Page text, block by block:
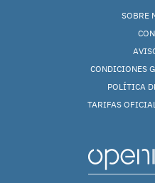
SOBRE
CONDICIONES
POLÍTICA
TARIFAS